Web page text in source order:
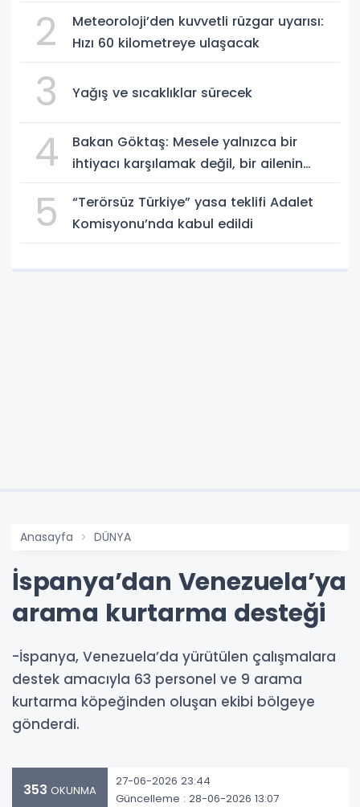
2
Meteoroloji’den kuvvetli rüzgar uyarısı:
Hızı 60 kilometreye ulaşacak
3 Yağış ve sıcaklıklar sürecek
4
Bakan Göktaş: Mesele yalnızca bir
ihtiyacı karşılamak değil, bir ailenin
5
“Terörsüz Türkiye” yasa teklifi Adalet
Komisyonu’nda kabul edildi
Anasayfa DÜNYA
İspanya’dan Venezuela’ya
arama kurtarma desteği
-İspanya, Venezuela’da yürütülen çalışmalara
destek amacıyla 63 personel ve 9 arama
kurtarma köpeğinden oluşan ekibi bölgeye
gönderdi.
353 OKUNMA
27-06-2026 23:44
Güncelleme : 28-06-2026 13:07